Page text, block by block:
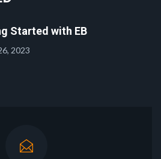
Started with EB
2023